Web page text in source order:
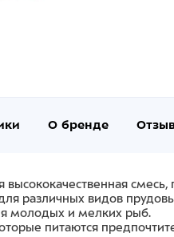
О бренде
различных видов
молодых и мелких рыб.
питаются